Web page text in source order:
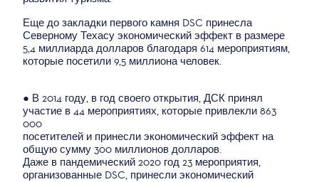
Еще до закладки первого камня DSC принесла
Северному Техасу экономический эффект в размере
5,4 миллиарда долларов благодаря 614 мероприятиям,
которые посетили 9,5 миллиона человек.
● В 2014 году, в год своего открытия, ДСК принял
участие в 44 мероприятиях, которые привлекли 863
000
посетителей и принесли экономический эффект на
общую сумму 300 миллионов долларов.
Даже в пандемический 2020 год 23 мероприятия,
организованные DSC, принесли экономический